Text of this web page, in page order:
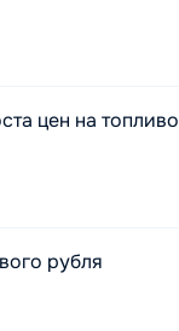
цен на топливо
рубля